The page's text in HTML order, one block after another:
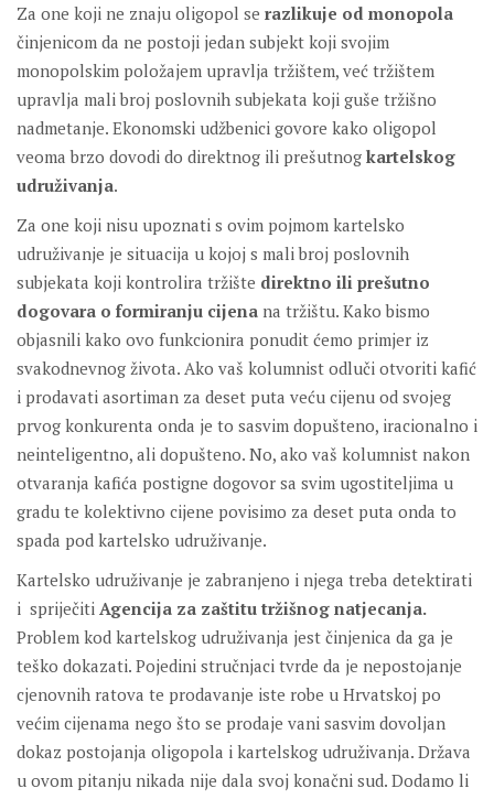
Za one koji ne znaju oligopol se razlikuje od monopola
činjenicom da ne postoji jedan subjekt koji svojim
monopolskim položajem upravlja tržištem, već tržištem
upravlja mali broj poslovnih subjekata koji guše tržišno
nadmetanje. Ekonomski udžbenici govore kako oligopol
veoma brzo dovodi do direktnog ili prešutnog kartelskog
udruživanja.
Za one koji nisu upoznati s ovim pojmom kartelsko
udruživanje je situacija u kojoj s mali broj poslovnih
subjekata koji kontrolira tržište direktno ili prešutno
dogovara o formiranju cijena na tržištu. Kako bismo
objasnili kako ovo funkcionira ponudit ćemo primjer iz
svakodnevnog života. Ako vaš kolumnist odluči otvoriti kafić
i prodavati asortiman za deset puta veću cijenu od svojeg
prvog konkurenta onda je to sasvim dopušteno, iracionalno i
neinteligentno, ali dopušteno. No, ako vaš kolumnist nakon
otvaranja kafića postigne dogovor sa svim ugostiteljima u
gradu te kolektivno cijene povisimo za deset puta onda to
spada pod kartelsko udruživanje.
Kartelsko udruživanje je zabranjeno i njega treba detektirati
i spriječiti Agencija za zaštitu tržišnog natjecanja.
Problem kod kartelskog udruživanja jest činjenica da ga je
teško dokazati. Pojedini stručnjaci tvrde da je nepostojanje
cjenovnih ratova te prodavanje iste robe u Hrvatskoj po
većim cijenama nego što se prodaje vani sasvim dovoljan
dokaz postojanja oligopola i kartelskog udruživanja. Država
u ovom pitanju nikada nije dala svoj konačni sud. Dodamo li